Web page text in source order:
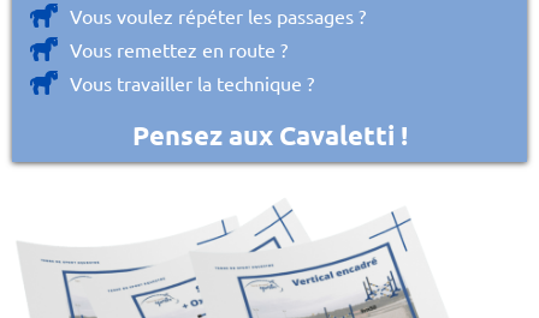
Vous voulez répéter les passages ?
Vous remettez en route ?
Vous travailler la technique ?
Pensez aux Cavaletti !